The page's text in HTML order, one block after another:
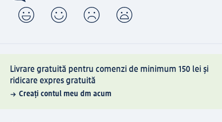
Livrare gratuită pentru comenzi de minimum 150 lei și
ridicare expres gratuită
Creați contul meu dm acum